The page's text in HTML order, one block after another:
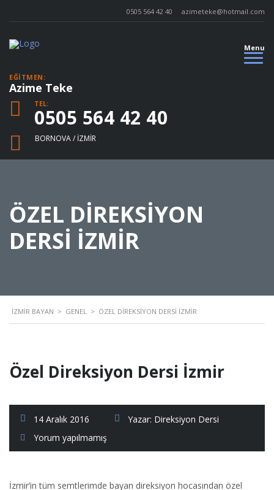
azimeteke@hotmail.com
0505 564 42 40
Menu
EĞITMEN:
Azime Teke
TEL:
0505 564 42 40
BORNOVA / İZMIR
ÖZEL DIREKSIYON
DERSI İZMIR
İZMIR BAYAN > GENEL > ÖZEL DIREKSIYON DERSI İZMIR
Özel Direksiyon Dersi İzmir
14 Aralık 2016 Yazar: Direksiyon Dersi
Yorum yapılmamış
İzmir’in tüm semtlerimde bayan direksiyon hocasından özel